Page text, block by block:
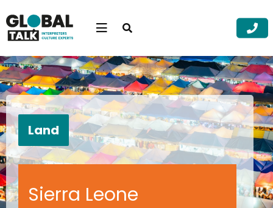
Open
Zoek
Zoek
Land
Sierra Leone